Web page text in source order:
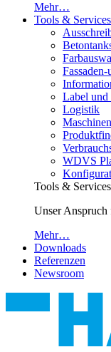
Mehr…
Tools & Services
Label und
Logistik
WDVS
Tools & Services
Unser
Mehr…
Downloads
Referenzen
Newsroom